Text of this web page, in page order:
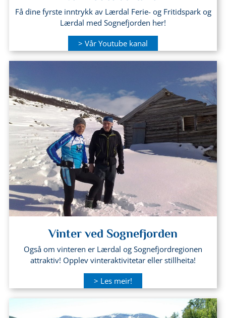
Få dine fyrste inntrykk av Lærdal Ferie- og Fritidspark og
Lærdal med Sognefjorden her!
> Vår Youtube kanal
Vinter ved Sognefjorden
Også om vinteren er Lærdal og Sognefjordregionen
attraktiv! Opplev vinteraktivitetar eller stillheita!
> Les meir!